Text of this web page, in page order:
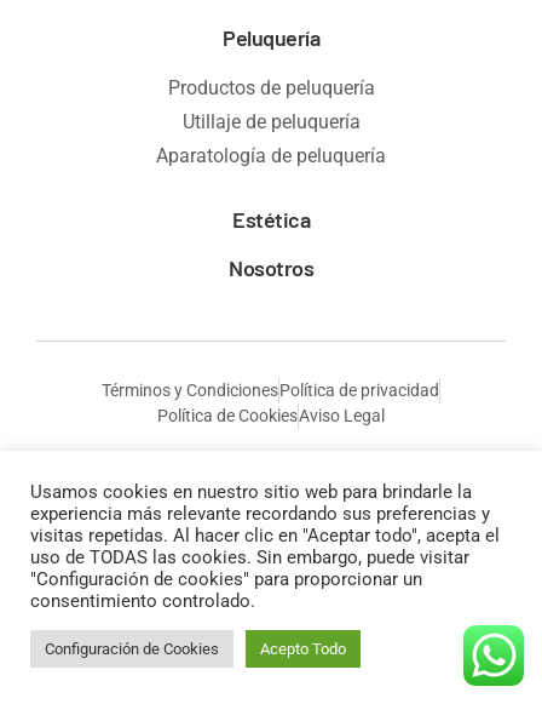
Peluquería
Productos de peluquería
Utillaje de peluquería
Aparatología de peluquería
Estética
Nosotros
Términos y CondicionesPolítica de privacidad
Política de CookiesAviso Legal
© Todos los derechos reservados a Anais Cosmética
Usamos cookies en nuestro sitio web para brindarle la
experiencia más relevante recordando sus preferencias y
visitas repetidas. Al hacer clic en "Aceptar todo", acepta el
uso de TODAS las cookies. Sin embargo, puede visitar
"Configuración de cookies" para proporcionar un
consentimiento controlado.
Configuración de Cookies Acepto Todo